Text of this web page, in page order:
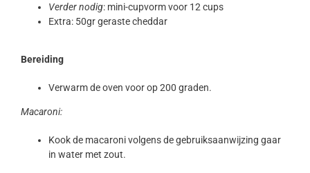
Verder nodig: mini-cupvorm voor 12 cups
Extra: 50gr geraste cheddar
Bereiding
Verwarm de oven voor op 200 graden.
Macaroni:
Kook de macaroni volgens de gebruiksaanwijzing gaar
in water met zout.